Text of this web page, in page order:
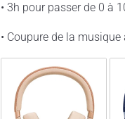
• 3h pour passer de 0 à
• Coupure de la